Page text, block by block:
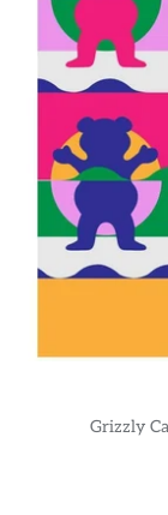
Grizzly